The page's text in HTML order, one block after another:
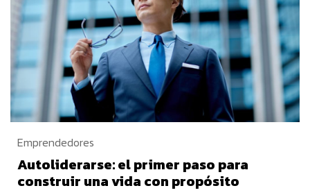
Emprendedores
Autoliderarse: el primer paso para
construir una vida con propósito